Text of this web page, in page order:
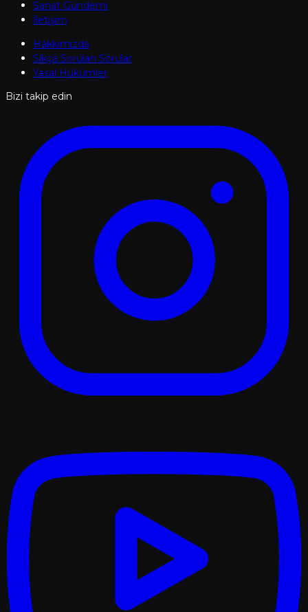
Sanat Gündemi
İletişim
Hakkımızda
Sıkça Sorulan Sorular
Yasal Hükümler
Bizi takip edin